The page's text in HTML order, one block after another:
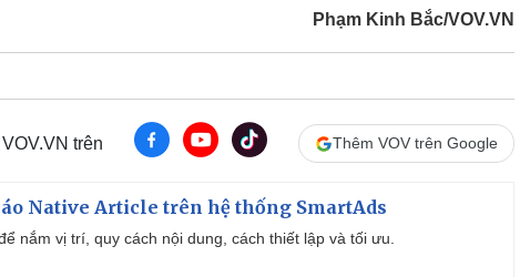
Phạm Kinh Bắc/VOV.VN
trên Thêm VOV trên Google
Native Article trên hệ thống SmartAds
nắm vị trí, quy cách nội dung, cách thiết lập và tối ưu.